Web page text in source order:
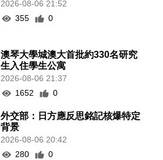
2026-08-06 21:52
355
0
澳琴大學城澳大首批約330名研究
生入住學生公寓
2026-08-06 21:37
1652
0
外交部：日方應反思銘記核爆特定
背景
2026-08-06 20:42
280
0